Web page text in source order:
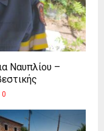
Ναυπλίου –
0